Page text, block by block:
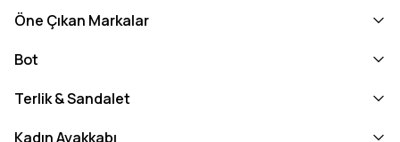
Öne Çıkan Markalar
Bot
Terlik & Sandalet
Kadın Ayakkabı